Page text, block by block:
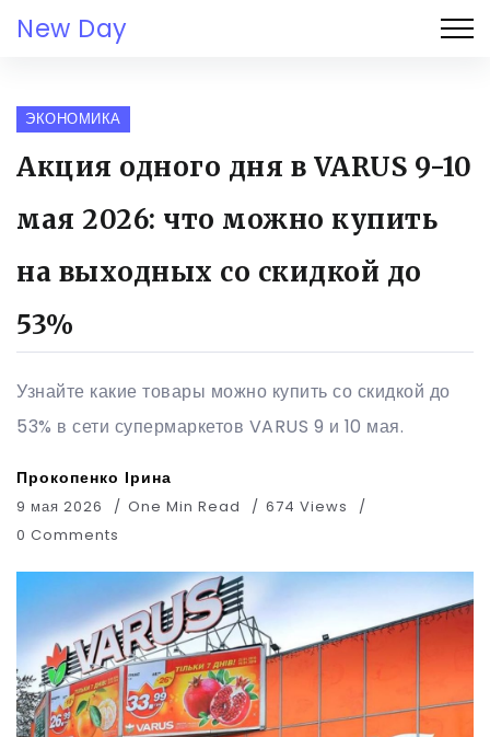
New Day
ЭКОНОМИКА
Акция одного дня в VARUS 9-10
мая 2026: что можно купить
на выходных со скидкой до
53%
Узнайте какие товары можно купить со скидкой до
53% в сети супермаркетов VARUS 9 и 10 мая.
Прокопенко Ірина
9 мая 2026 One Min Read
674 Views
0 Comments